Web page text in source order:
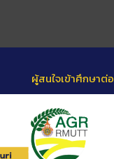
ผู้สนใจเข้าศึกษาต่อ